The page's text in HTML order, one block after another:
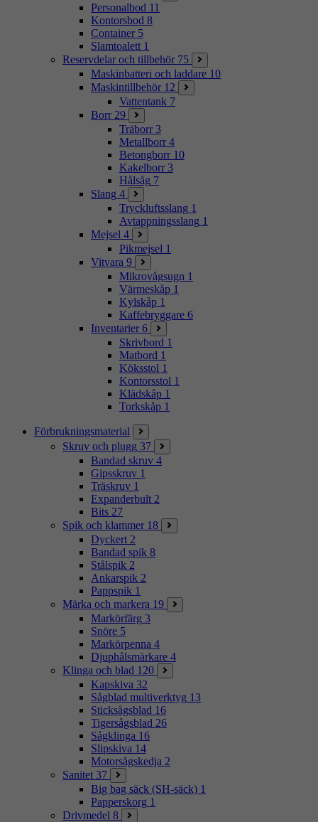
Personalbod 11
Kontorsbod 8
Container 5
Slamtoalett 1
Reservdelar och tillbehör 75
Maskinbatteri och laddare 10
Maskintillbehör 12
Vattentank 7
Borr 29
Träborr 3
Metallborr 4
Betongborr 10
Kakelborr 3
Hålsåg 7
Slang 4
Tryckluftsslang 1
Avtappningsslang 1
Mejsel 4
Pikmejsel 1
Vitvara 9
Mikrovågsugn 1
Värmeskåp 1
Kylskåp 1
Kaffebryggare 6
Inventarier 6
Skrivbord 1
Matbord 1
Köksstol 1
Kontorsstol 1
Klädskåp 1
Torkskåp 1
Förbrukningsmaterial
Skruv och plugg 37
Bandad skruv 4
Gipsskruv 1
Träskruv 1
Expanderbult 2
Bits 27
Spik och klammer 18
Dyckert 2
Bandad spik 8
Stålspik 2
Ankarspik 2
Pappspik 1
Märka och markera 19
Markörfärg 3
Snöre 5
Markörpenna 4
Djuphålsmärkare 4
Klinga och blad 120
Kapskiva 32
Sågblad multiverktyg 13
Sticksågsblad 16
Tigersågsblad 26
Sågklinga 16
Slipskiva 14
Motorsågskedja 2
Sanitet 37
Big bag säck (SH-säck) 1
Papperskorg 1
Drivmedel 8